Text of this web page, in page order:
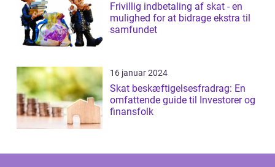
Frivillig indbetaling af skat - en
mulighed for at bidrage ekstra til
samfundet
16 januar 2024
Skat beskæftigelsesfradrag: En
omfattende guide til Investorer og
finansfolk